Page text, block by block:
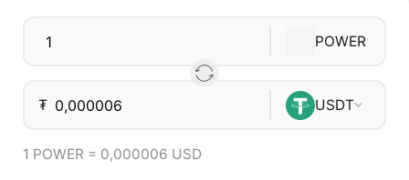
POWER
₮ USDT
1 POWER = 0,000006 USD